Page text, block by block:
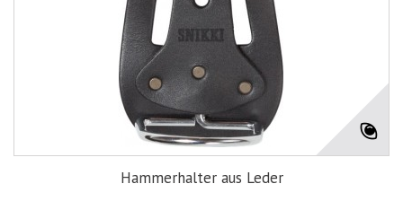
Hammerhalter aus Leder